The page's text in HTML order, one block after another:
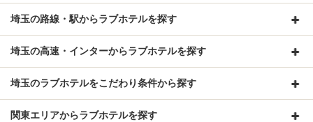
埼玉の路線・駅からラブホテルを探す
埼玉の高速・インターからラブホテルを探す
埼玉のラブホテルをこだわり条件から探す
関東エリアからラブホテルを探す